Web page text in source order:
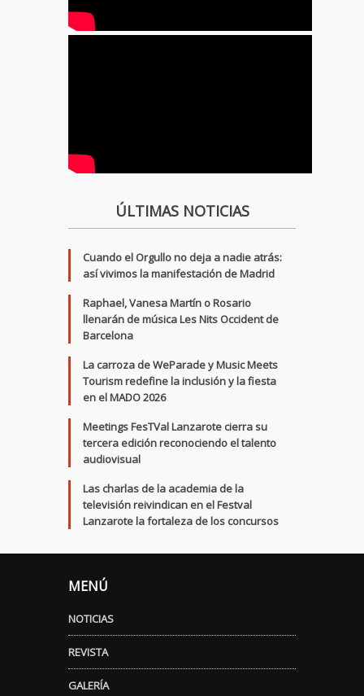
ÚLTIMAS NOTICIAS
Cuando el Orgullo no deja a nadie atrás:
así vivimos la manifestación de Madrid
Raphael, Vanesa Martín o Rosario
llenarán de música Les Nits Occident de
Barcelona
La carroza de WeParade y Music Meets
Tourism redefine la inclusión y la fiesta
en el MADO 2026
Meetings FesTVal Lanzarote cierra su
tercera edición reconociendo el talento
audiovisual
Las charlas de la academia de la
televisión reivindican en el Festval
Lanzarote la fortaleza de los concursos
MENÚ
NOTICIAS
REVISTA
GALERÍA